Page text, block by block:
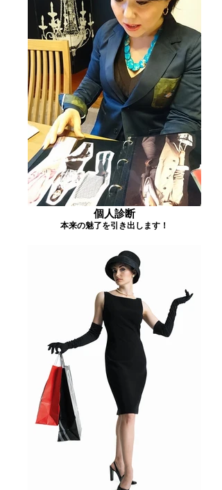
個人診断
本来の魅了を引き出します！